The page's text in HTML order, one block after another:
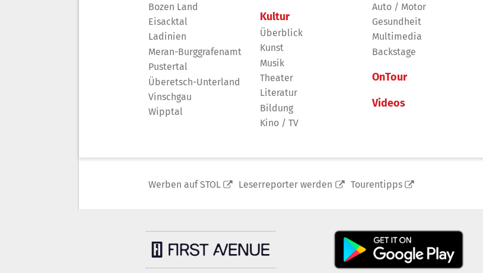
Bozen Land
Eisacktal
Ladinien
Meran-Burggrafenamt
Pustertal
Überetsch-Unterland
Vinschgau
Wipptal
Kultur
Überblick
Kunst
Musik
Theater
Literatur
Bildung
Kino / TV
Auto / Motor
Gesundheit
Multimedia
Backstage
OnTour
Videos
Werben auf STOL Leserreporter werden Tourentipps